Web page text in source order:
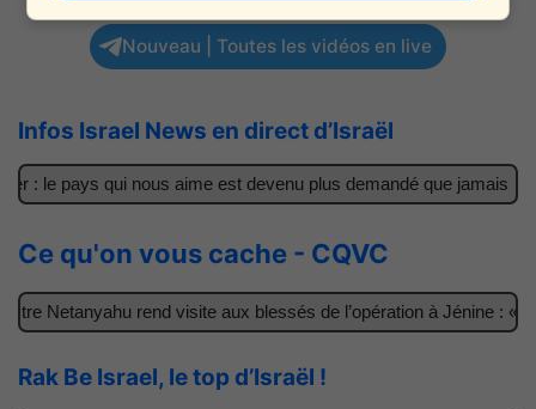
Nouveau | Toutes les vidéos en live
Infos Israel News en direct d’Israël
: le pays qui nous aime est devenu plus demandé que jamais
Ce qu'on vous cache - CQVC
Netanyahu rend visite aux blessés de l’opération à Jénine : «
Rak Be Israel, le top d’Israël !